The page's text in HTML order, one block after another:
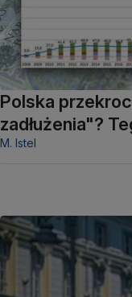
Polska
zadłużenia"?
M. Istel